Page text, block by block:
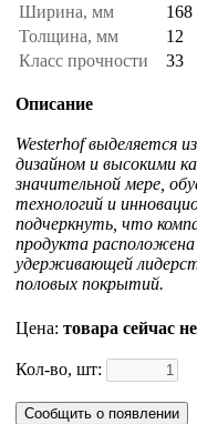
Ширина, мм
168
Толщина, мм
12
Класс прочности
33
Описание
Westerhof выделяется
дизайном и высокими
значительной мере,
технологий и
подчеркнуть, что
продукта
удерживающей
половых покрытий.
Цена: товара сейчас
Кол-во, шт:
Сообщить о появлении